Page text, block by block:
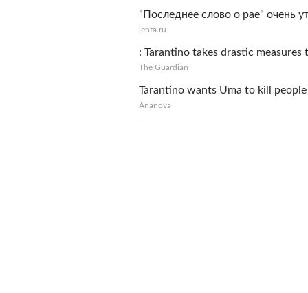
"Последнее слово о рае" очень
lenta.ru
: Tarantino takes drastic measures
The Guardian
Tarantino wants Uma to kill
Ananova